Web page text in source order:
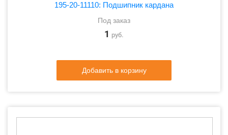
195-20-11110: Подшипник кардана
Под заказ
1 руб.
Добавить в корзину